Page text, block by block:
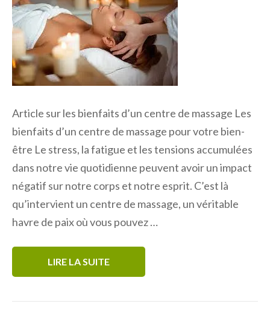
Article sur les bienfaits d’un centre de massage Les
bienfaits d’un centre de massage pour votre bien-
être Le stress, la fatigue et les tensions accumulées
dans notre vie quotidienne peuvent avoir un impact
négatif sur notre corps et notre esprit. C’est là
qu’intervient un centre de massage, un véritable
havre de paix où vous pouvez …
LIRE LA SUITE